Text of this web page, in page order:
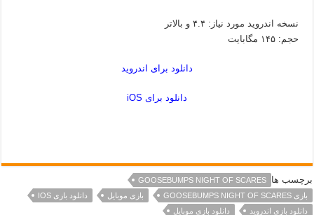
نسخه اندروید مورد نیاز: ۴.۴ و بالاتر
حجم: ۱۴۵ مگابایت
دانلود برای اندروید
دانلود برای iOS
برچسب ها
GOOSEBUMPS NIGHT OF SCARES
بازی GOOSEBUMPS NIGHT OF SCARES
بازی موبایل
دانلود بازی IOS
دانلود بازی اندروید
دانلود بازی موبایل